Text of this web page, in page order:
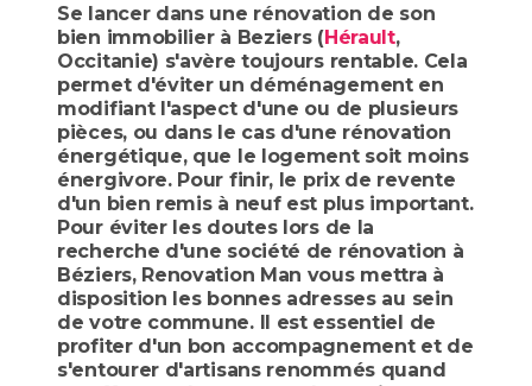
Se lancer dans une rénovation de son
bien immobilier à Beziers (Hérault,
Occitanie) s'avère toujours rentable. Cela
permet d'éviter un déménagement en
modifiant l'aspect d'une ou de plusieurs
pièces, ou dans le cas d'une rénovation
énergétique, que le logement soit moins
énergivore. Pour finir, le prix de revente
d'un bien remis à neuf est plus important.
Pour éviter les doutes lors de la
recherche d'une société de rénovation à
Béziers, Renovation Man vous mettra à
disposition les bonnes adresses au sein
de votre commune. Il est essentiel de
profiter d'un bon accompagnement et de
s'entourer d'artisans renommés quand